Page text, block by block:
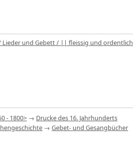
und Gebett / || fleissig und ordentlich
- 1800> → Drucke des 16. Jahrhunderts
→ Gebet- und Gesangbücher